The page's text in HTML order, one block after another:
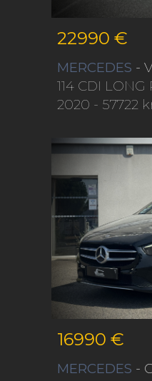
22990 €
MERCEDES -
114 CDI LONG
2020 - 57722
16990 €
MERCEDES -